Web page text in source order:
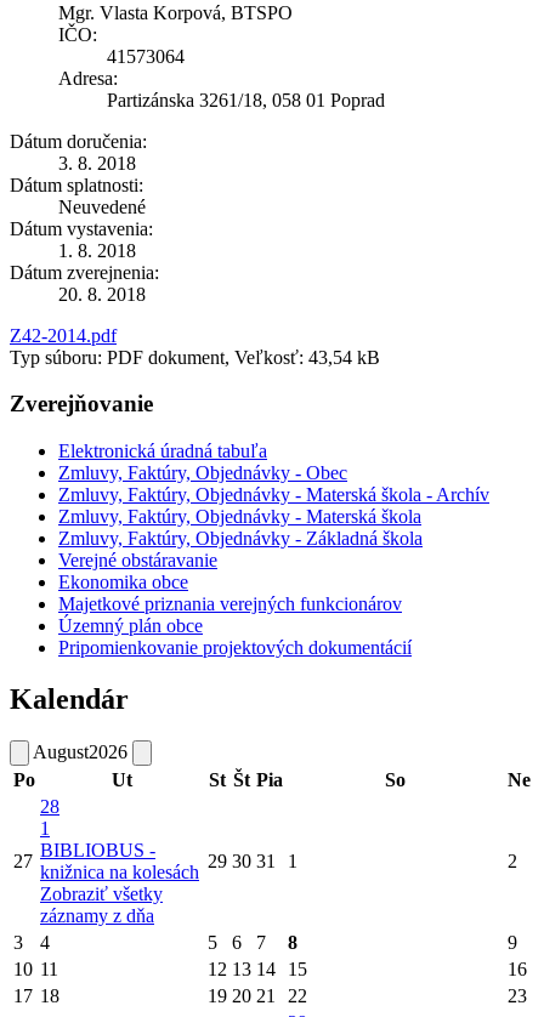
Mgr. Vlasta Korpová, BTSPO
IČO:
41573064
Adresa:
Partizánska 3261/18, 058 01 Poprad
Dátum doručenia:
3. 8. 2018
Dátum splatnosti:
Neuvedené
Dátum vystavenia:
1. 8. 2018
Dátum zverejnenia:
20. 8. 2018
Z42-2014.pdf
Typ súboru: PDF dokument, Veľkosť: 43,54 kB
Zverejňovanie
Elektronická úradná tabuľa
Zmluvy, Faktúry, Objednávky - Obec
Zmluvy, Faktúry, Objednávky - Materská škola - Archív
Zmluvy, Faktúry, Objednávky - Materská škola
Zmluvy, Faktúry, Objednávky - Základná škola
Verejné obstáravanie
Ekonomika obce
Majetkové priznania verejných funkcionárov
Územný plán obce
Pripomienkovanie projektových dokumentácií
Kalendár
August2026
Po
Ut St Št Pia So Ne
27
28
1
BIBLIOBUS -
knižnica na kolesách
Zobraziť všetky
záznamy z dňa
29 30 31 1 2
3 4 5 6 7 8
9
10 11 12 13 14 15
16
17 18 19 20 21 22 23